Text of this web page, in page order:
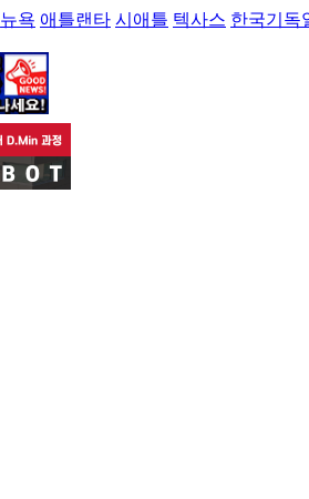
뉴욕 애틀랜타 시애틀 텍사스 한국기독